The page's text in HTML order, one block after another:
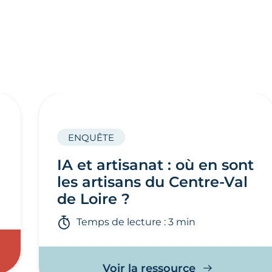
IA et artisanat : où en sont
les artisans du Centre-Val
de Loire ?
ENQUÊTE
Temps de lecture : 3 min
Voir la ressource